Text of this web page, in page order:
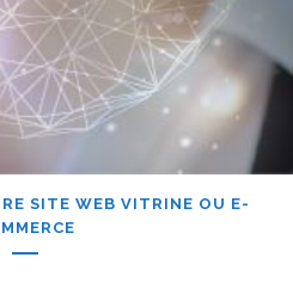
SITE WEB VITRINE OU E-